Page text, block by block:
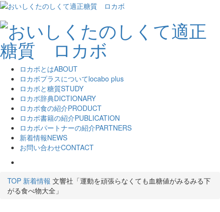
ロカボとはABOUT
ロカボプラスについてlocabo plus
ロカボと糖質STUDY
ロカボ辞典DICTIONARY
ロカボ食の紹介PRODUCT
ロカボ書籍の紹介PUBLICATION
ロカボパートナーの紹介PARTNERS
新着情報NEWS
お問い合わせCONTACT
TOP 新着情報 文響社「運動を頑張らなくても血糖値がみるみる下
がる食べ物大全」